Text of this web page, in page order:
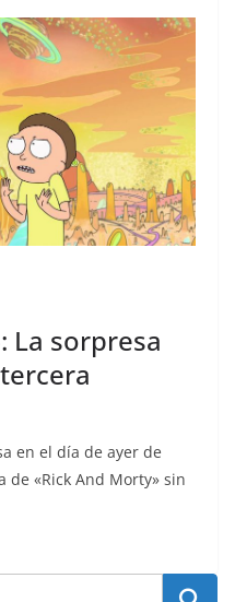
La sorpresa
en el día de ayer de
«Rick And Morty» sin